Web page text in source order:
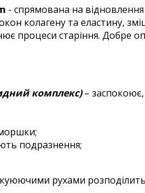
- спрямована на
колагену та еластину,
процеси старіння. Добре
комплекс) –
подразнення;
рухами